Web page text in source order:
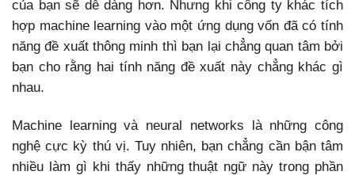
của bạn sẽ dễ dàng hơn. Nhưng khi công ty khác tích
hợp machine learning vào một ứng dụng vốn đã có tính
năng đề xuất thông minh thì bạn lại chẳng quan tâm bởi
bạn cho rằng hai tính năng đề xuất này chẳng khác gì
nhau.
Machine learning và neural networks là những công
nghệ cực kỳ thú vị. Tuy nhiên, bạn chẳng cần bận tâm
nhiều làm gì khi thấy những thuật ngữ này trong phần